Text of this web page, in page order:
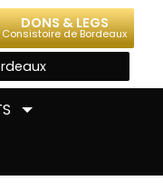
DONS & LEGS
Consistoire de Bordeaux